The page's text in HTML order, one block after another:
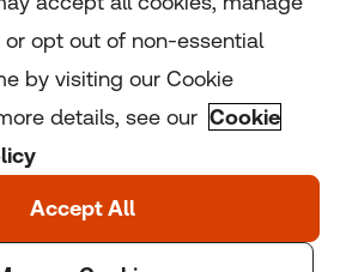
or opt out of non-essential
by visiting our Cookie
details, see our Cookie